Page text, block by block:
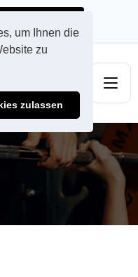
um Ihnen die
zu
zulassen